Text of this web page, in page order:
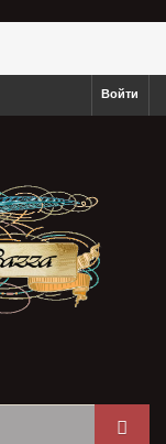
Войти